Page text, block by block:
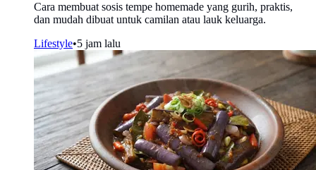
Cara membuat sosis tempe homemade yang gurih, praktis,
dan mudah dibuat untuk camilan atau lauk keluarga.
Lifestyle•5 jam lalu